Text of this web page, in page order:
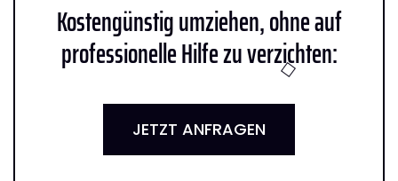
Kostengünstig umziehen, ohne auf
professionelle Hilfe zu verzichten:
JETZT ANFRAGEN